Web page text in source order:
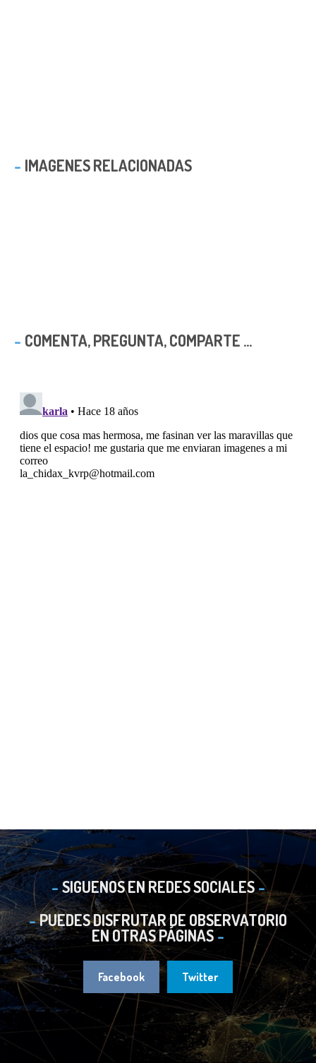
IMAGENES RELACIONADAS
COMENTA, PREGUNTA, COMPARTE ...
SIGUENOS EN REDES SOCIALES
PUEDES DISFRUTAR DE OBSERVATORIO
EN OTRAS PÁGINAS
Facebook Twitter